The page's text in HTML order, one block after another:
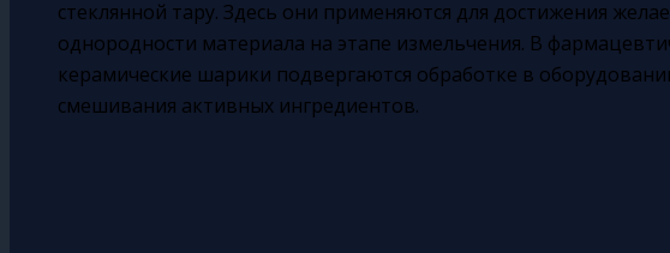
стеклянной тару. Здесь они применяются для достижения
однородности материала на этапе измельчения. В
керамические шарики подвергаются обработке в
смешивания активных ингредиентов.